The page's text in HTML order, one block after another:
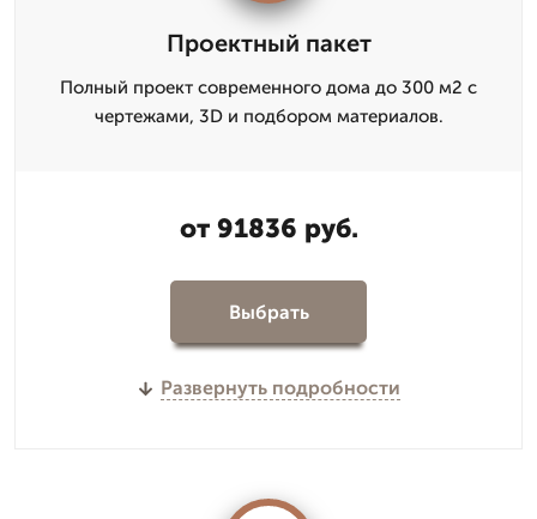
Проектный пакет
Полный проект современного дома до 300 м2 с
чертежами, 3D и подбором материалов.
от 91836 руб.
Выбрать
Развернуть подробности